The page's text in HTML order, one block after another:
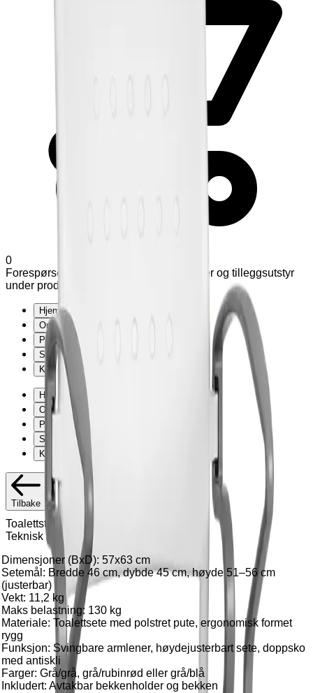
0
Forespørsel (
Legg til varianter og tilleggsutstyr
under produkter
Hjem
Om Exmed
Produkter
Support
Kontakt
Hjem
Om Exmed
Produkter
Support
Kontakt
Tilbake
Toalettstol Kiel
Teknisk beskrivelse
Dimensjoner (BxD): 57x63 cm
Setemål: Bredde 46 cm, dybde 45 cm, høyde 51–56 cm
(justerbar)
Vekt: 11,2 kg
Maks belastning: 130 kg
Materiale: Toalettsete med polstret pute, ergonomisk formet
rygg
Funksjon: Svingbare armlener, høydejusterbart sete, doppsko
med antiskli
Farger: Grå/grå, grå/rubinrød eller grå/blå
Inkludert: Avtakbar bekkenholder og bekken